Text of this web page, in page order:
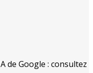
de Google : consultez